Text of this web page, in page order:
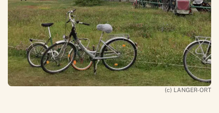
(c) LANGER-ORT